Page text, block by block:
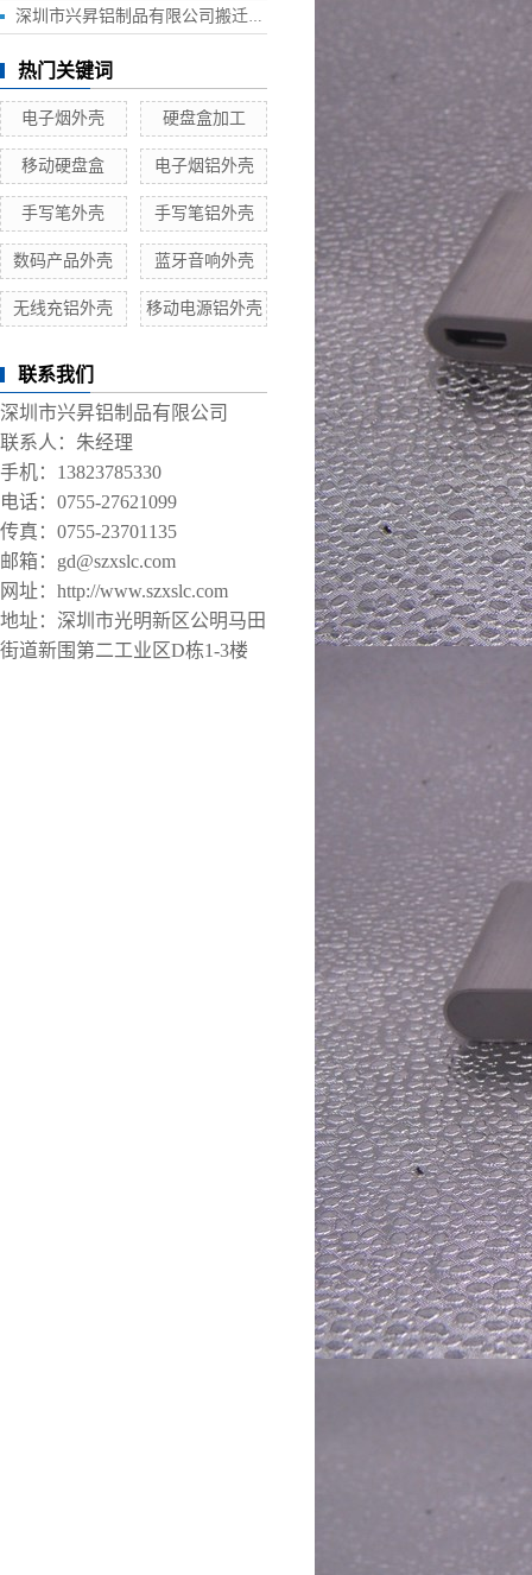
深圳市兴昇铝制品有限公司搬迁联络函
热门关键词
电子烟外壳 硬盘盒加工
移动硬盘盒 电子烟铝外壳
手写笔外壳 手写笔铝外壳
数码产品外壳 蓝牙音响外壳
无线充铝外壳 移动电源铝外壳
联系我们
深圳市兴昇铝制品有限公司
联系人：朱经理
手机：13823785330
电话：0755-27621099
传真：0755-23701135
邮箱：gd@szxslc.com
网址：http://www.szxslc.com
地址：深圳市光明新区公明马田
街道新围第二工业区D栋1-3楼